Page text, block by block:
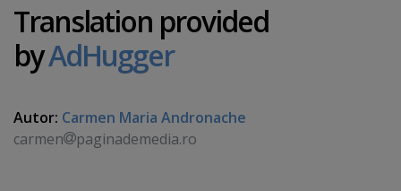
Translation provided
byAdHugger
Autor: Carmen Maria Andronache
carmen
paginademedia.ro